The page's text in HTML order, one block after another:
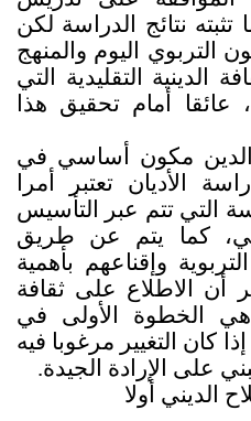
تثبته نتائج الدراسة لكن
التربوي اليوم والمنهج
الدينية التقليدية التي
أمام تحقيق هذا
مكون أساسي في
الأديان تعتبر أمرا
التي تتم عبر التأسيس
كما يتم عن طريق
وإقناعهم بأهمية
أن الاطلاع على ثقافة
هي الخطوة الأولى في
كان التغيير مرغوبا فيه
على الإرادة الجيدة.
الديني أولا